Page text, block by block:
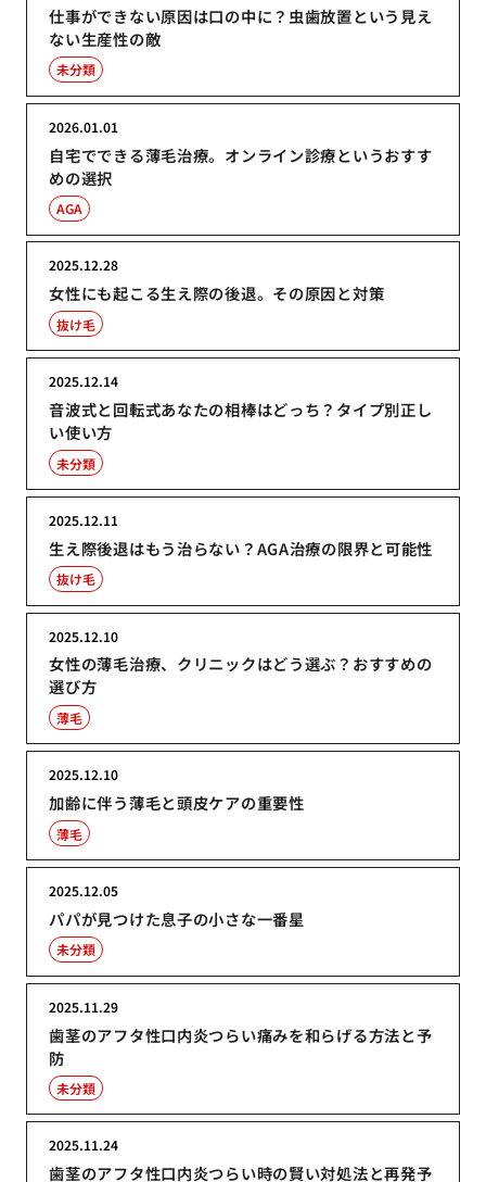
仕事ができない原因は口の中に？虫歯放置という見え
ない生産性の敵
未分類
自宅でできる薄毛治療。オンライン診療というおすす
めの選択
2026.01.01
AGA
女性にも起こる生え際の後退。その原因と対策
2025.12.28
抜け毛
音波式と回転式あなたの相棒はどっち？タイプ別正し
い使い方
2025.12.14
未分類
生え際後退はもう治らない？AGA治療の限界と可能性
2025.12.11
抜け毛
女性の薄毛治療、クリニックはどう選ぶ？おすすめの
選び方
2025.12.10
薄毛
加齢に伴う薄毛と頭皮ケアの重要性
2025.12.10
薄毛
パパが見つけた息子の小さな一番星
2025.12.05
未分類
歯茎のアフタ性口内炎つらい痛みを和らげる方法と予
防
2025.11.29
未分類
歯茎のアフタ性口内炎つらい時の賢い対処法と再発予
2025.11.24